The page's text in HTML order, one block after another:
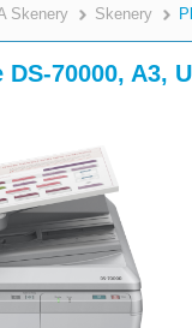
Skenery Skenery
70000, A3,